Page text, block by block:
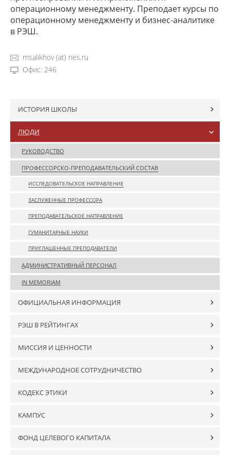
операционному менеджменту. Преподает курсы по
операционному менеджменту и бизнес-аналитике
в РЭШ.
msalikhov (at) nes.ru
Офис: 246
ИСТОРИЯ ШКОЛЫ
ЛЮДИ
РУКОВОДСТВО
ПРОФЕССОРСКО-ПРЕПОДАВАТЕЛЬСКИЙ СОСТАВ
ИССЛЕДОВАТЕЛЬСКОЕ НАПРАВЛЕНИЕ
ЗАСЛУЖЕННЫЕ ПРОФЕССОРА
ПРЕПОДАВАТЕЛЬСКОЕ НАПРАВЛЕНИЕ
ГУМАНИТАРНЫЕ НАУКИ
ПРИГЛАШЕННЫЕ ПРЕПОДАВАТЕЛИ
АДМИНИСТРАТИВНЫЙ ПЕРСОНАЛ
IN MEMORIAM
ОФИЦИАЛЬНАЯ ИНФОРМАЦИЯ
РЭШ В РЕЙТИНГАХ
МИССИЯ И ЦЕННОСТИ
МЕЖДУНАРОДНОЕ СОТРУДНИЧЕСТВО
КОДЕКС ЭТИКИ
КАМПУС
ФОНД ЦЕЛЕВОГО КАПИТАЛА